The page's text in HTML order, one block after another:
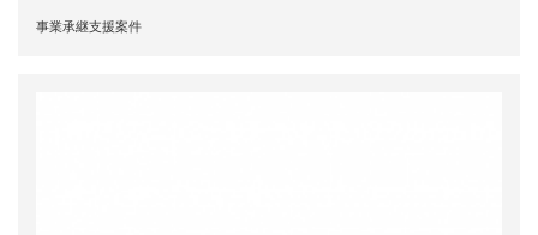
事業承継支援案件